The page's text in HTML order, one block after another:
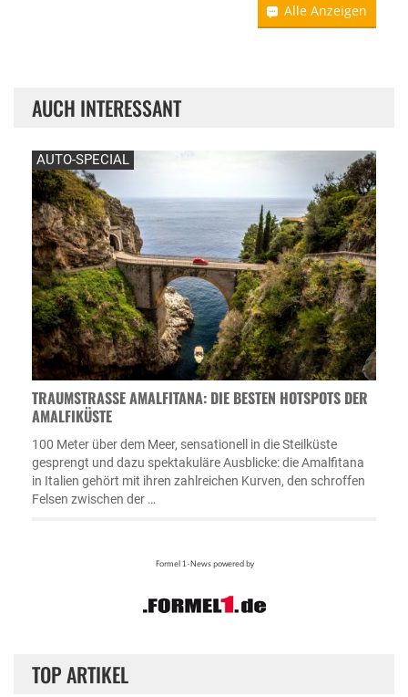
Alle Anzeigen
AUCH INTERESSANT
AUTO-SPECIAL
TRAUMSTRASSE AMALFITANA: DIE BESTEN HOTSPOTS DER A
MALFIKÜSTE
100 Meter über dem Meer, sensationell in die Steilküste
gesprengt und dazu spektakuläre Ausblicke: die Amalfitana
in Italien gehört mit ihren zahlreichen Kurven, den schroffen
Felsen zwischen der …
TOP ARTIKEL